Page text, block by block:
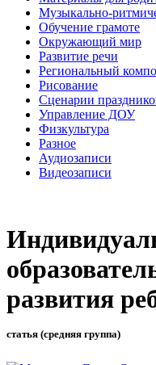
Музыкально-
Обучение грамоте
Окружающий мир
Развитие речи
Региональный
Рисование
Сценарии
Управление ДОУ
Физкультура
Разное
Аудиозаписи
Видеозаписи
развития
статья (средняя группа)